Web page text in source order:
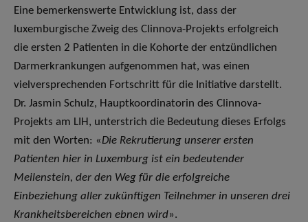
Eine bemerkenswerte Entwicklung ist, dass der
luxemburgische Zweig des Clinnova-Projekts erfolgreich
die ersten 2 Patienten in die Kohorte der entzündlichen
Darmerkrankungen aufgenommen hat, was einen
vielversprechenden Fortschritt für die Initiative darstellt.
Dr. Jasmin Schulz, Hauptkoordinatorin des Clinnova-
Projekts am LIH, unterstrich die Bedeutung dieses Erfolgs
mit den Worten: «Die Rekrutierung unserer ersten
Patienten hier in Luxemburg ist ein bedeutender
Meilenstein, der den Weg für die erfolgreiche
Einbeziehung aller zukünftigen Teilnehmer in unseren drei
Krankheitsbereichen ebnen wird».